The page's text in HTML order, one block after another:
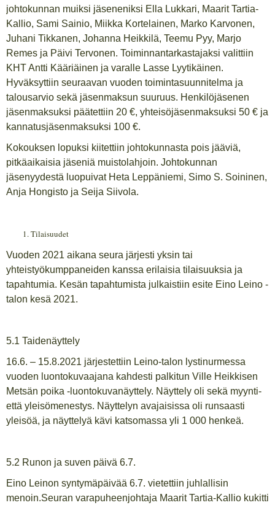
johtokunnan muiksi jäseneniksi Ella Lukkari, Maarit Tartia-
Kallio, Sami Sainio, Miikka Kortelainen, Marko Karvonen,
Juhani Tikkanen, Johanna Heikkilä, Teemu Pyy, Marjo
Remes ja Päivi Tervonen. Toiminnantarkastajaksi valittiin
KHT Antti Kääriäinen ja varalle Lasse Lyytikäinen.
Hyväksyttiin seuraavan vuoden toimintasuunnitelma ja
talousarvio sekä jäsenmaksun suuruus. Henkilöjäsenen
jäsenmaksuksi päätettiin 20 €, yhteisöjäsenmaksuksi 50 € ja
kannatusjäsenmaksuksi 100 €.
Kokouksen lopuksi kiitettiin johtokunnasta pois jääviä,
pitkäaikaisia jäseniä muistolahjoin. Johtokunnan
jäsenyydestä luopuivat Heta Leppäniemi, Simo S. Soininen,
Anja Hongisto ja Seija Siivola.
Tilaisuudet
Vuoden 2021 aikana seura järjesti yksin tai
yhteistyökumppaneiden kanssa erilaisia tilaisuuksia ja
tapahtumia. Kesän tapahtumista julkaistiin esite Eino Leino -
talon kesä 2021.
5.1 Taidenäyttely
16.6. – 15.8.2021 järjestettiin Leino-talon lystinurmessa
vuoden luontokuvaajana kahdesti palkitun Ville Heikkisen
Metsän poika -luontokuvanäyttely. Näyttely oli sekä myynti-
että yleisömenestys. Näyttelyn avajaisissa oli runsaasti
yleisöä, ja näyttelyä kävi katsomassa yli 1 000 henkeä.
5.2 Runon ja suven päivä 6.7.
Eino Leinon syntymäpäivää 6.7. vietettiin juhlallisin
menoin.Seuran varapuheenjohtaja Maarit Tartia-Kallio kukitti